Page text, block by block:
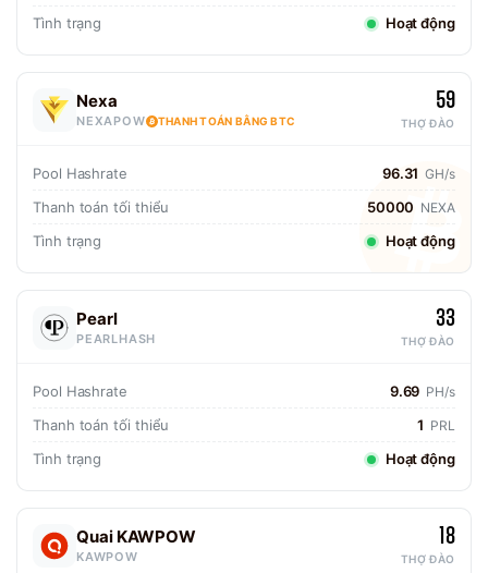
Tình trạng Hoạt động
Nexa
NEXAPOW THANH TOÁN BẰNG BTC
59
THỢ ĐÀO
Pool Hashrate 96.31 GH/s
Thanh toán tối thiểu 50000 NEXA
Tình trạng Hoạt động
Pearl
PEARLHASH
33
THỢ ĐÀO
Pool Hashrate 9.69 PH/s
Thanh toán tối thiểu 1 PRL
Tình trạng Hoạt động
Quai KAWPOW
KAWPOW
18
THỢ ĐÀO